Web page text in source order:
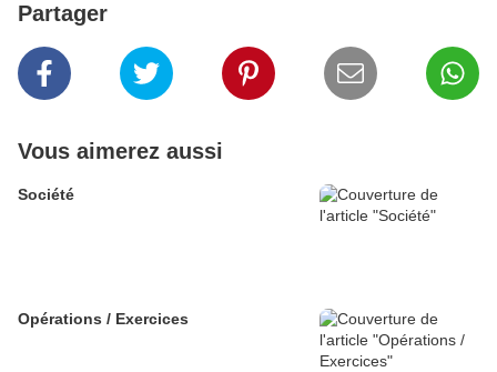
Partager
Vous aimerez aussi
Société
Opérations / Exercices